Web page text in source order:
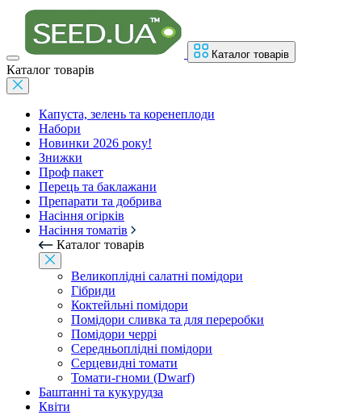
Каталог товарів
Каталог товарів
Капуста, зелень та коренеплоди
Набори
Новинки 2026 року!
Знижки
Проф пакет
Перець та баклажани
Препарати та добрива
Насіння огірків
Насіння томатів
Каталог товарів
Великоплідні салатні помідори
Гібриди
Коктейльні помідори
Помідори сливка та для переробки
Помідори черрі
Середньоплідні помідори
Серцевидні томати
Томати-гноми (Dwarf)
Баштанні та кукурудза
Квіти